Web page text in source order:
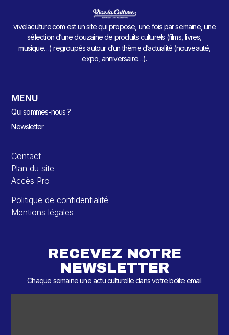
vivelaculture.com est un site qui propose, une fois par semaine, une
sélection d’une douzaine de produits culturels (films, livres,
musique…) regroupés autour d’un thème d’actualité (nouveauté,
expo, anniversaire…).
MENU
Qui sommes-nous ?
Newsletter
Contact
Plan du site
Accès Pro
Politique de confidentialité
Mentions légales
RECEVEZ NOTRE
NEWSLETTER
Chaque semaine une actu culturelle dans votre boîte email